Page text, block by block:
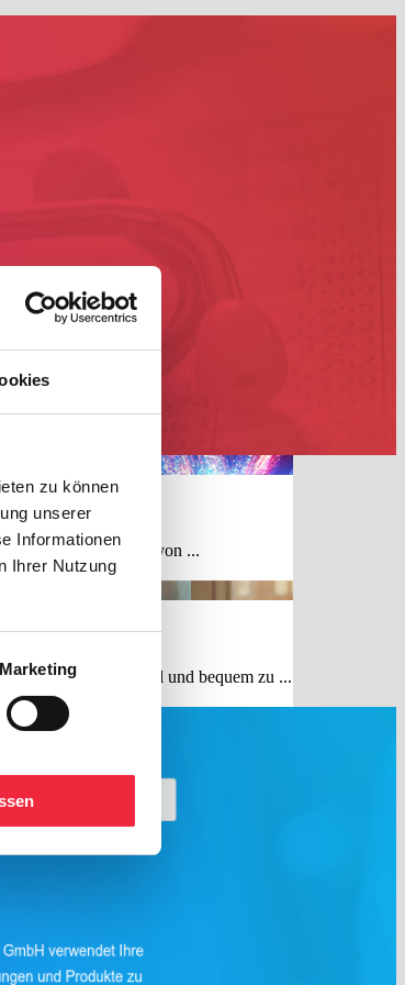
zu können
unserer
Informationen
Ihrer Nutzung
Marketing
die Erwartungen von ...
ihren Bedarf schnell und bequem zu ...